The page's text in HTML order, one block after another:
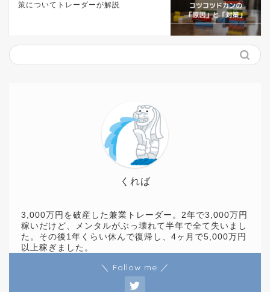
策についてトレーダーが解説
くれば
3,000万円を破産した兼業トレーダー。2年で3,000万円
稼いだけど、メンタルがぶっ壊れて半年で全て失いまし
た。その後1年くらい休んで復帰し、4ヶ月で5,000万円
以上稼ぎました。
＼ Follow me ／